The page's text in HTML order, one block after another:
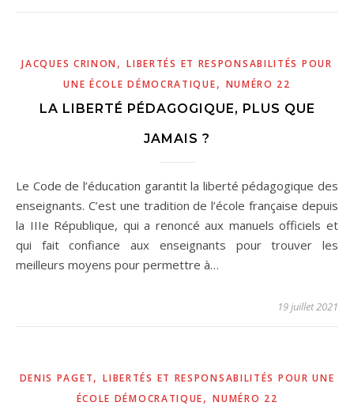
JACQUES CRINON ,LIBERTÉS ET RESPONSABILITÉS POUR
UNE ÉCOLE DÉMOCRATIQUE, NUMÉRO 22
LA LIBERTÉ PÉDAGOGIQUE, PLUS QUE
JAMAIS ?
Le Code de l’éducation garantit la liberté pédagogique des
enseignants. C’est une tradition de l’école française depuis
la IIIe République, qui a renoncé aux manuels officiels et
qui fait confiance aux enseignants pour trouver les
meilleurs moyens pour permettre à…
19 juillet 2021
DENIS PAGET,LIBERTÉS ET RESPONSABILITÉS POUR UNE
ÉCOLE DÉMOCRATIQUE,NUMÉRO 22